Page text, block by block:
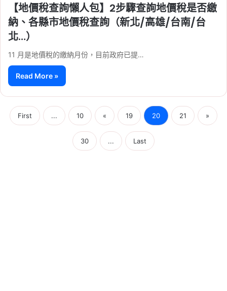
【地價稅查詢懶人包】2步驟查詢地價稅是否繳
納、各縣市地價稅查詢（新北/高雄/台南/台
北…）
11 月是地價稅的繳納月份，目前政府已提…
Read More »
First ... 10 « 19 20 21 »
30 ... Last